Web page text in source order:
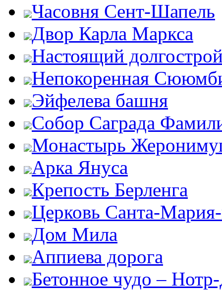
Часовня Сент-Шапель
Двор Карла Маркса
Настоящий
Непокоренная
Эйфелева башня
Собор Саграда
Монастырь
Арка Януса
Крепость Берленга
Церковь Санта-
Дом Мила
Аппиева дорога
Бетонное чудо –